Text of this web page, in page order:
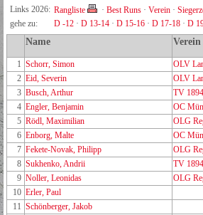
Links 2026: Rangliste · Best Runs · Verein ·
gehe zu:
D -12 · D 13-14 · D 15-16 · D 17-18 · D
Name Verein
1 Schorr, Simon
OLV
2 Eid, Severin
OLV
3 Busch, Arthur
TV
4 Engler, Benjamin
OC
5 Rödl, Maximilian
OLG
6 Enborg, Malte
OC
7 Fekete-Novak, Philipp
OLG
8 Sukhenko, Andrii
TV
9 Noller, Leonidas
OLG
10 Erler, Paul
11 Schönberger, Jakob